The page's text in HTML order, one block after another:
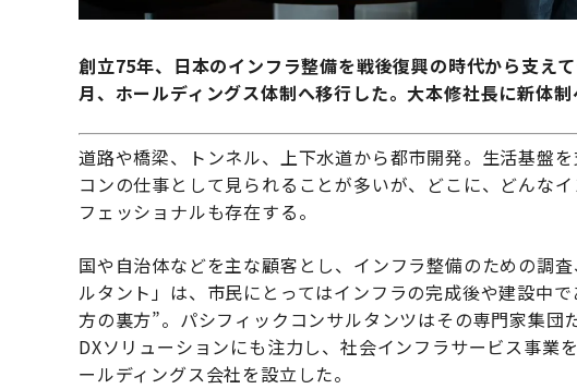
創立75年、日本のインフラ整備を戦後復興の時代から支え
月、ホールディングス体制へ移行した。大本修社長に新体制
道路や橋梁、トンネル、上下水道から都市開発。生活基盤
コンの仕事として見られることが多いが、どこに、どんな
フェッショナルも存在する。
国や自治体などを主な顧客とし、インフラ整備のための調
ルタント」は、市民にとってはインフラの完成後や建設中
方の裏方”。パシフィックコンサルタンツはその専門家集団
DXソリューションにも注力し、社会インフラサービス事業
ールディングス会社を設立した。